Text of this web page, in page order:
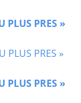
PLUS PRES »
PLUS PRES »